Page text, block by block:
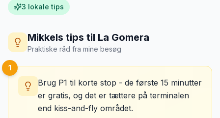
3 lokale tips
Mikkels tips til La Gomera
Praktiske råd fra mine besøg
1
Brug P1 til korte stop - de første 15 minutter
er gratis, og det er tættere på terminalen
end kiss-and-fly området.